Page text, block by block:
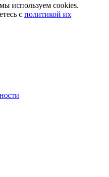
используем cookies.
с политикой их